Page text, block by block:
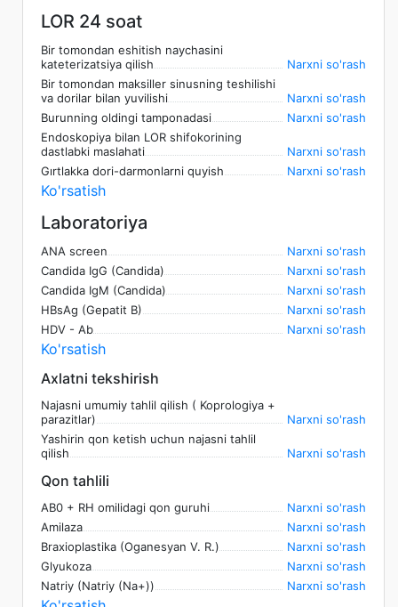
LOR 24 soat
Bir tomondan eshitish naychasini
kateterizatsiya qilish
Narxni so'rash
Bir tomondan maksiller sinusning teshilishi
va dorilar bilan yuvilishi
Narxni so'rash
Burunning oldingi tamponadasi
Narxni so'rash
Endoskopiya bilan LOR shifokorining
dastlabki maslahati
Narxni so'rash
Gırtlakka dori-darmonlarni quyish
Narxni so'rash
Ko'rsatish
Laboratoriya
ANA screen
Narxni so'rash
Candida IgG (Candida)
Narxni so'rash
Candida IgM (Candida)
Narxni so'rash
HBsAg (Gepatit B)
Narxni so'rash
HDV - Ab
Narxni so'rash
Ko'rsatish
Axlatni tekshirish
Najasni umumiy tahlil qilish ( Koprologiya +
parazitlar)
Narxni so'rash
Yashirin qon ketish uchun najasni tahlil
qilish
Narxni so'rash
Qon tahlili
AB0 + RH omilidagi qon guruhi
Narxni so'rash
Amilaza
Narxni so'rash
Braxioplastika (Oganesyan V. R.)
Narxni so'rash
Glyukoza
Narxni so'rash
Natriy (Natriy (Na+))
Narxni so'rash